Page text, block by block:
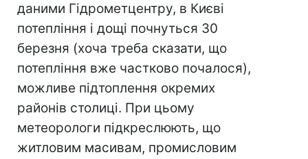
даними Гідрометцентру, в Києві
потепління і дощі почнуться 30
березня (хоча треба сказати, що
потепління вже частково почалося),
можливе підтоплення окремих
районів столиці. При цьому
метеорологи підкреслюють, що
житловим масивам, промисловим